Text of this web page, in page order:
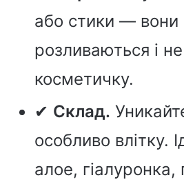
або стики — вони
розливаються і
косметичку.
✔ Склад.
особливо влітку.
алое, гіалуронка,